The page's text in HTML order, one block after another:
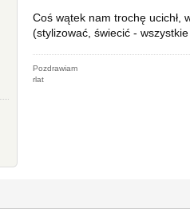
Coś wątek nam trochę ucichł,
(stylizować, świecić -
Pozdrawiam
rlat